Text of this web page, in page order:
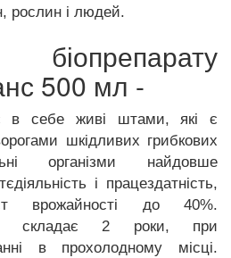
рослин і людей.
біопрепарату
500 мл -
в себе живі штами, які є
шкідливих грибкових
організми найдовше
і працездатність,
врожайності до 40%.
складає 2 роки, при
в прохолодному місці.